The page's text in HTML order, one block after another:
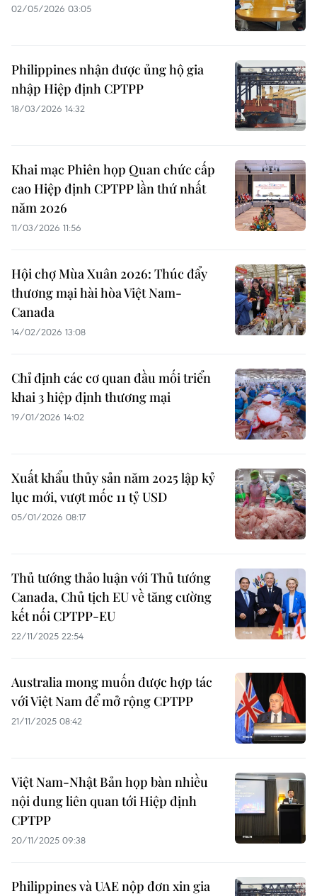
02/05/2026 03:05
Philippines nhận được ủng hộ gia
nhập Hiệp định CPTPP
18/03/2026 14:32
Khai mạc Phiên họp Quan chức cấp
cao Hiệp định CPTPP lần thứ nhất
năm 2026
11/03/2026 11:56
Hội chợ Mùa Xuân 2026: Thúc đẩy
thương mại hài hòa Việt Nam-
Canada
14/02/2026 13:08
Chỉ định các cơ quan đầu mối triển
khai 3 hiệp định thương mại
19/01/2026 14:02
Xuất khẩu thủy sản năm 2025 lập kỷ
lục mới, vượt mốc 11 tỷ USD
05/01/2026 08:17
Thủ tướng thảo luận với Thủ tướng
Canada, Chủ tịch EU về tăng cường
kết nối CPTPP-EU
22/11/2025 22:54
Australia mong muốn được hợp tác
với Việt Nam để mở rộng CPTPP
21/11/2025 08:42
Việt Nam-Nhật Bản họp bàn nhiều
nội dung liên quan tới Hiệp định
CPTPP
20/11/2025 09:38
Philippines và UAE nộp đơn xin gia